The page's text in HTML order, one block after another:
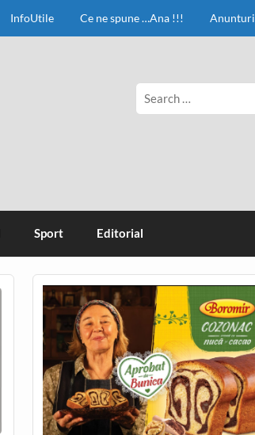
InfoUtile Ce ne spune …Ana !!! Anunturi
Sport Editorial